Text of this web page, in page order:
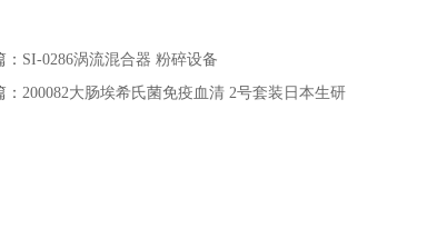
SI-0286涡流混合器 粉碎设备
200082大肠埃希氏菌免疫血清 2号套装日本生研